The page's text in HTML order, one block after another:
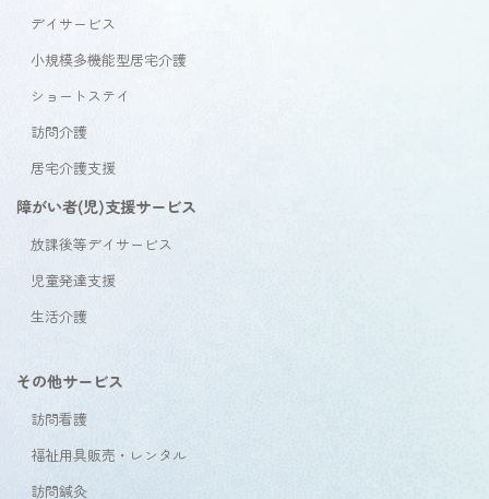
デイサービス
小規模多機能型居宅介護
ショートステイ
訪問介護
居宅介護支援
障がい者(児)支援サービス
放課後等デイサービス
児童発達支援
生活介護
その他サービス
訪問看護
福祉用具販売・レンタル
訪問鍼灸